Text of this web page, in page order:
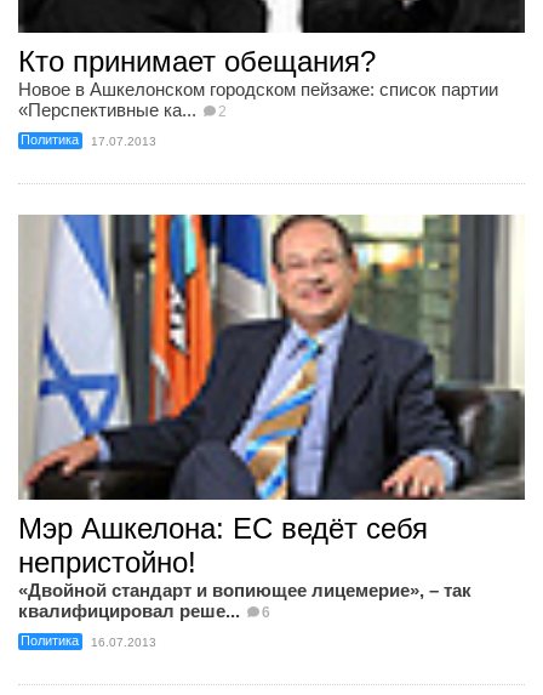
Кто принимает обещания?
Новое в Ашкелонском городском пейзаже: список партии
«Перспективные ка...
2
Политика 17.07.2013
Мэр Ашкелона: ЕС ведёт себя
непристойно!
«Двойной стандарт и вопиющее лицемерие», – так
квалифицировал реше...
6
Политика 16.07.2013